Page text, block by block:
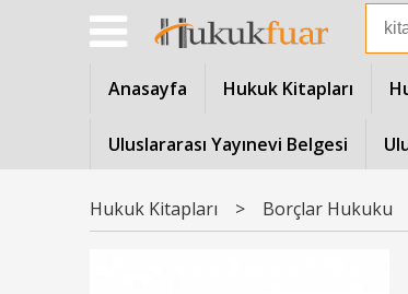
Anasayfa Hukuk Kitapları
Uluslararası Yayınevi Belgesi
Hukuk Kitapları > Borçlar Hukuku